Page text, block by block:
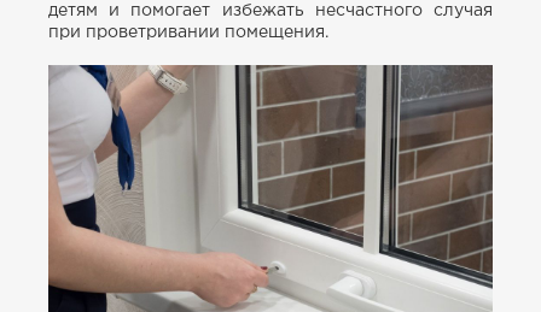
детям и помогает избежать несчастного случая
при проветривании помещения.